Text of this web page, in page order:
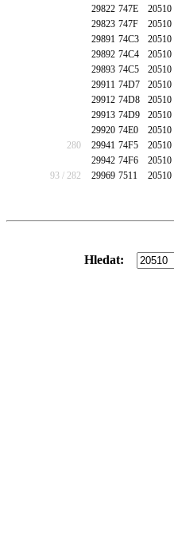
29822 747E 20510
29823 747F 20510
29891 74C3 20510
29892 74C4 20510
29893 74C5 20510
29911 74D7 20510
29912 74D8 20510
29913 74D9 20510
29920 74E0 20510
280
29941 74F5 20510
29942 74F6 20510
93 / 282
29969 7511 20510
Hledat: